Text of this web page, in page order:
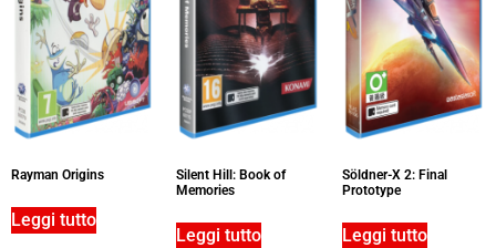
Rayman Origins
Leggi tutto
Silent Hill: Book of
Memories
Leggi tutto
Söldner-X 2: Final
Prototype
Leggi tutto